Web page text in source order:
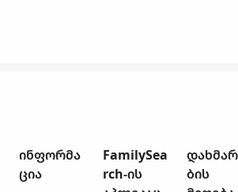
ინფორმა
ცია
FamilySea
rch-ის
ბის